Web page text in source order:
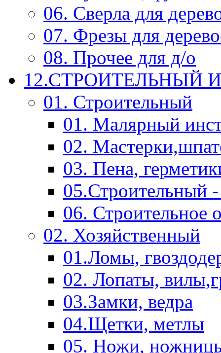
06. Сверла для
07. Фрезы для
08. Прочее для д/о
12.СТРОИТЕЛЬНЫЙ
01. Строительный
01. Малярный
02.
03. Пена,
05.Строительный
06. Строительное
02. Хозяйственный
01.Ломы,
02. Лопаты,
03.Замки, ведра
04.Щетки, метлы
05. Ножи,